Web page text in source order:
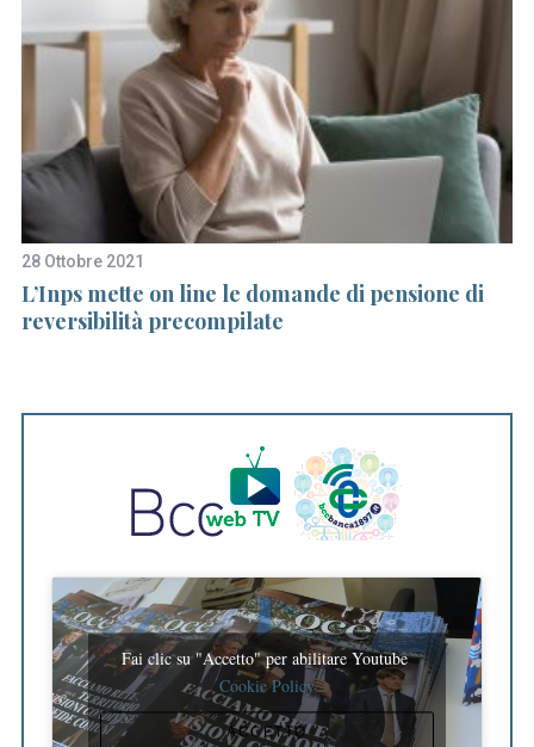
28 Ottobre 2021
L’Inps mette on line le domande di pensione di
reversibilità precompilate
Fai clic su "Accetto" per abilitare Youtube
Cookie Policy
ACCETTO